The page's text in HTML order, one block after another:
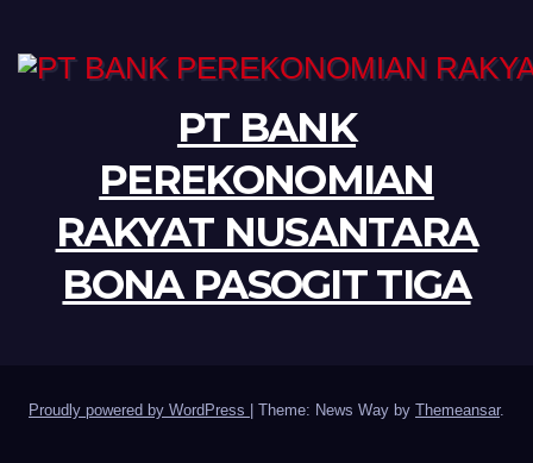
PT BANK
PEREKONOMIAN
RAKYAT NUSANTARA
BONA PASOGIT TIGA
Proudly powered by WordPress Theme: News Way by Themeansar.